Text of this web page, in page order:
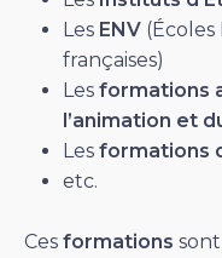
Les ENV
françaises)
Les formations
l’animation et
Les formations
etc.
Ces formations